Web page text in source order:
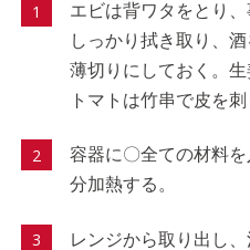
エビは背ワタをとり
しっかり拭き取り、
薄切りにしておく。
トマトは竹串で皮を刺
容器に〇全ての材料
分加熱する。
レンジから取り出し